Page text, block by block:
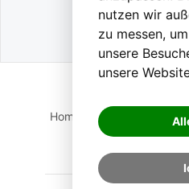
nutzen wir
zu messen,
unsere
unsere
Home Suche Login